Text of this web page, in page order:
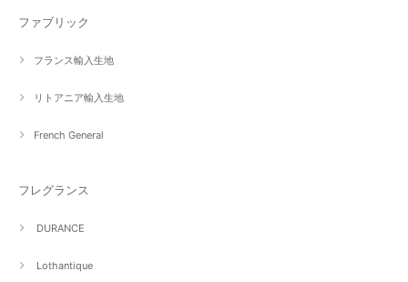
ファブリック
フランス輸入生地
リトアニア輸入生地
French General
フレグランス
DURANCE
Lothantique